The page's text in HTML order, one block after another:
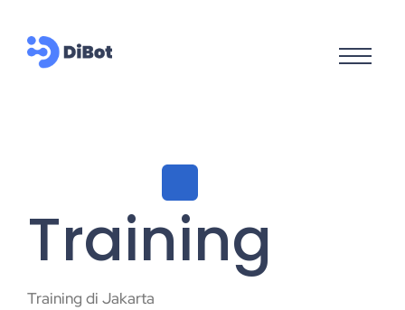
Training
Training di Jakarta